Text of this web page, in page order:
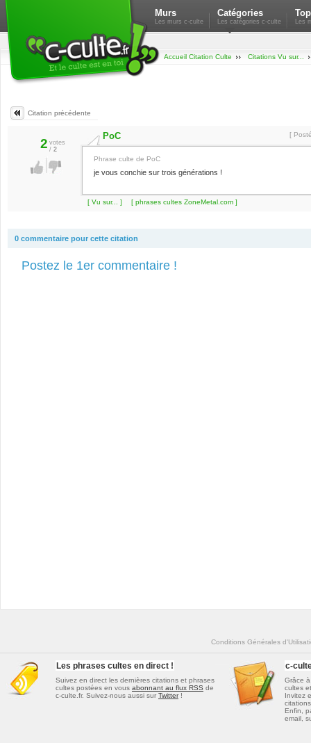
Murs
Les murs c-culte
Catégories
Les catégories c-culte Les
Accueil Citation Culte Citations Vu sur...
Citation précédente
2 votes
/ 2
PoC [
Phrase culte de PoC
je vous conchie sur trois générations !
[ Vu sur... ] [ phrases cultes ZoneMetal.com ]
0 commentaire pour cette citation
Postez le 1er commentaire !
Conditions Générales
Les phrases cultes en direct !
Suivez en direct les dernières citations et phrases
cultes postées en vous abonnant au flux RSS de
c-culte.fr. Suivez-nous aussi sur Twitter!
c-
Grâce
cultes
Invitez
citations
Enfin,
email,